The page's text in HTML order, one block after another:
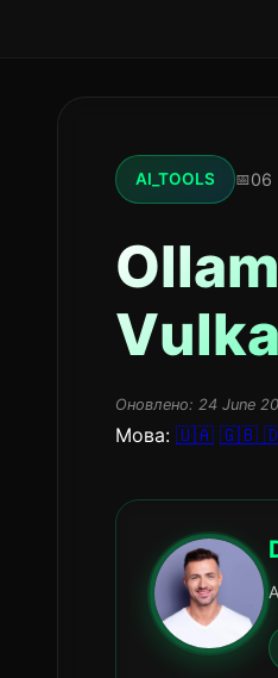
AI_TOOLS 06
Оновлено: 24 June
Мова: 🇺🇦 🇬🇧